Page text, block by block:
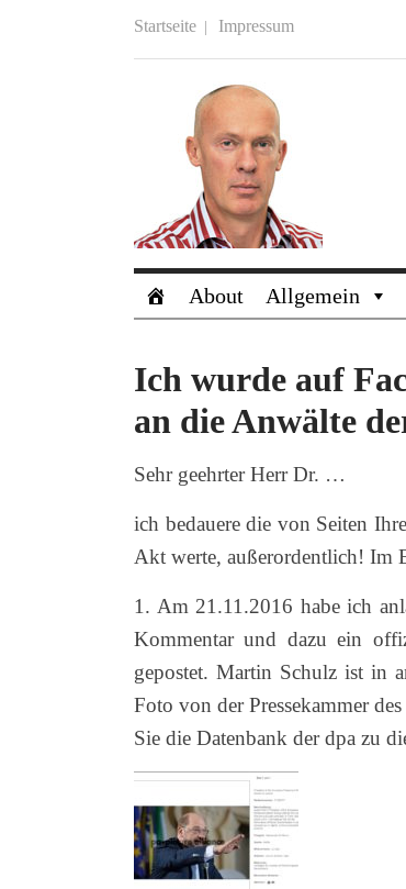
Startseite Impressum
About Allgemein
Ich wurde auf
an die Anwälte
Sehr geehrter Herr Dr. …
ich bedauere die von Seiten
Akt werte, außerordentlich! Im
1. Am 21.11.2016 habe ich
Kommentar und dazu ein
gepostet. Martin Schulz ist in
Foto von der Pressekammer
Sie die Datenbank der dpa zu